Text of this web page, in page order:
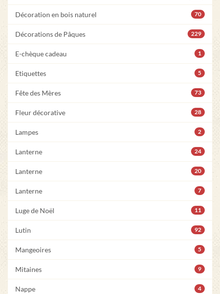
Décoration en bois naturel 70
Décorations de Pâques 229
E-chèque cadeau 1
Etiquettes 5
Fête des Mères 73
Fleur décorative 28
Lampes 2
Lanterne 24
Lanterne 20
Lanterne 7
Luge de Noël 11
Lutin 92
Mangeoires 5
Mitaines 9
Nappe 4